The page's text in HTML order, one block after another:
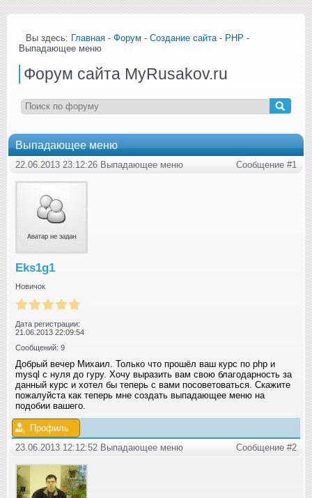
Вы здесь: Главная - Форум - Создание сайта- PHP -
Выпадающее меню
Форум сайта MyRusakov.ru
Выпадающее меню
22.06.2013 23:12:26 Выпадающее меню Сообщение #1
Eks1g1
Новичок
Дата регистрации:
21.06.2013 22:09:54
Сообщений: 9
Добрый вечер Михаил. Только что прошёл ваш курс по php и
mysql с нуля до гуру. Хочу выразить вам свою благодарность за
данный курс и хотел бы теперь с вами посоветоваться. Скажите
пожалуйста как теперь мне создать выпадающее меню на
подобии вашего.
Профиль
23.06.2013 12:12:52 Выпадающее меню
Сообщение #2